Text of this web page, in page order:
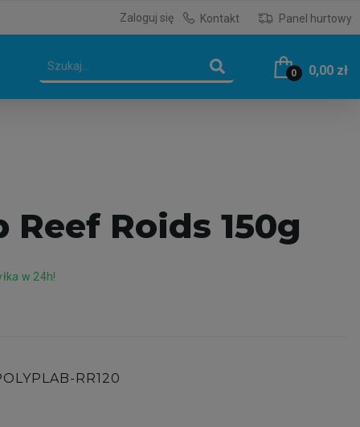
Zaloguj się Kontakt Panel hurtowy
0 0,00 zł
Reef Roids 150g
w 24h!
RR120